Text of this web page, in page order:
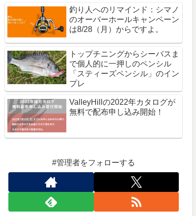
釣り人へのリマインド：シマノ
のオーバーホールキャンペーン
は8/28（月）からですよ。
トップチニングからシーバスま
で個人的に一押しのペンシル
「スティーズペンシル」のイン
プレ
ValleyHillの2022年カタログが
無料で配布申し込み開始！
#管理者をフォローする